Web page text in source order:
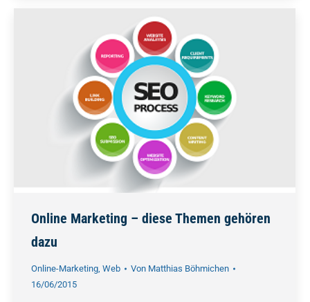
Online Marketing – diese Themen gehören
dazu
Online-Marketing, Web Von Matthias Böhmichen
16/06/2015